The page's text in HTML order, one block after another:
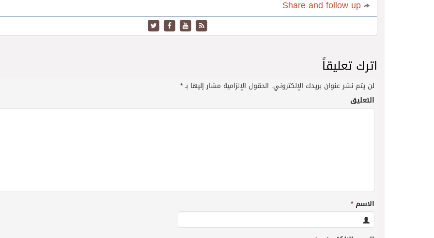
اترك تعليقاً
لن يتم نشر عنوان بريدك الإلكتروني. الحقول الإلزامية مشار إليها بـ*
التعليق
الاسم*